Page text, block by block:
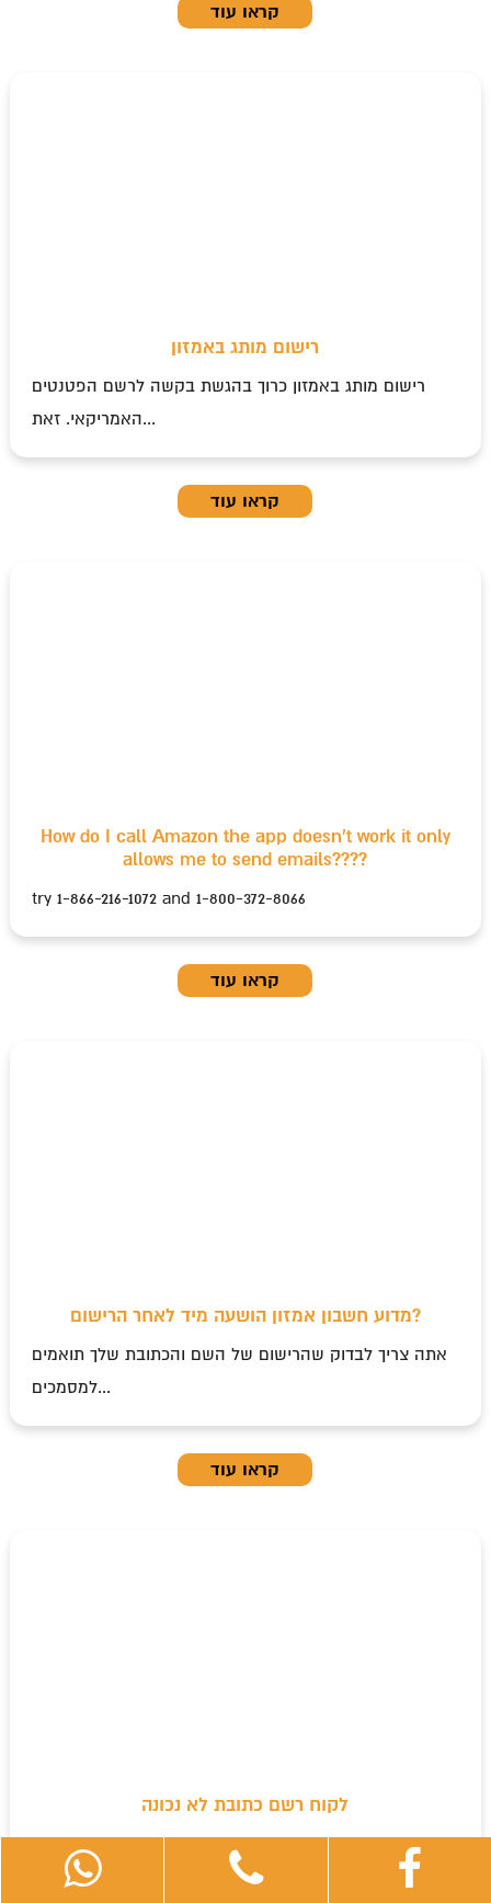
קראו עוד
רישום מותג באמזון
רישום מותג באמזון כרוך בהגשת בקשה לרשם הפטנטים
האמריקאי. זאת...
קראו עוד
How do I call Amazon the app doesn't work it only
allows me to send emails????
try 1-866-216-1072 and 1-800-372-8066
קראו עוד
מדוע חשבון אמזון הושעה מיד לאחר הרישום?
אתה צריך לבדוק שהרישום של השם והכתובת שלך תואמים
למסמכים...
קראו עוד
לקוח רשם כתובת לא נכונה
NT got this from a customer, what can i do? "Hello,...